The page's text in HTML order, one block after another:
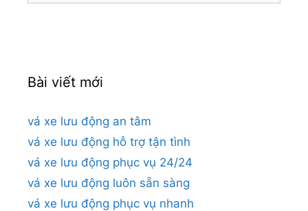
Bài viết mới
vá xe lưu động an tâm
vá xe lưu động hỗ trợ tận tình
vá xe lưu động phục vụ 24/24
vá xe lưu động luôn sẵn sàng
vá xe lưu động phục vụ nhanh